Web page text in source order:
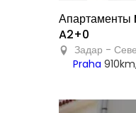
Апартаменты
A2+0
Задар -
Praha